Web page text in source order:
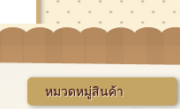
หมวดหมู่สินค้า